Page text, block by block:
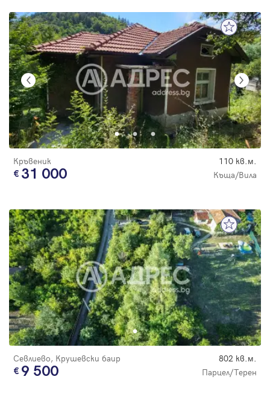
Кръвеник 110 кв.м.
31 000 Къща/Вила
Севлиево, Крушевски баир 802 кв.м.
9 500 Парцел/Терен